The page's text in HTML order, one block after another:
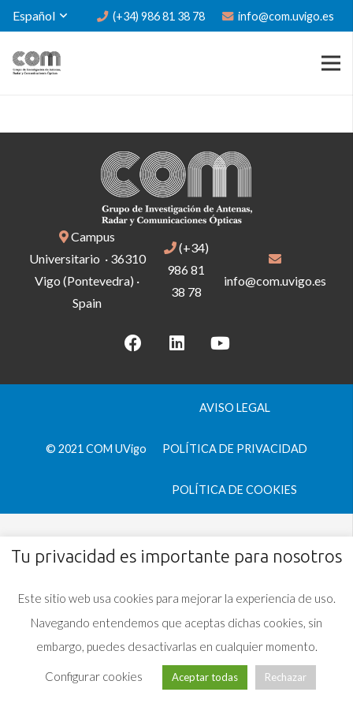
Español (+34) 986 81 38 78 info@com.uvigo.es
Campus
Universitario · 36310
Vigo (Pontevedra) ·
Spain
(+34)
986 81
38 78
info@com.uvigo.es
© 2021 COM UVigo
AVISO LEGAL
POLÍTICA DE PRIVACIDAD
POLÍTICA DE COOKIES
Tu privacidad es importante para nosotros
Este sitio web usa cookies para mejorar la experiencia de uso.
Navegando entendemos que aceptas dichas cookies, sin
embargo, puedes desactivarlas en cualquier momento.
Configurar cookies Aceptar todas Rechazar